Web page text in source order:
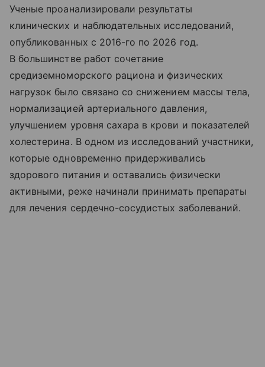
Ученые проанализировали результаты
клинических и наблюдательных исследований,
опубликованных с 2016-го по 2026 год.
В большинстве работ сочетание
средиземноморского рациона и физических
нагрузок было связано со снижением массы тела,
нормализацией артериального давления,
улучшением уровня сахара в крови и показателей
холестерина. В одном из исследований участники,
которые одновременно придерживались
здорового питания и оставались физически
активными, реже начинали принимать препараты
для лечения сердечно-сосудистых заболеваний.